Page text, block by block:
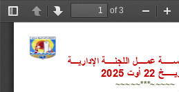
TogglePreviousNext
of 3
Zoom
عمــــل اللجنــــة الإداریـــة
22
2025
~~~~~***~~~~~